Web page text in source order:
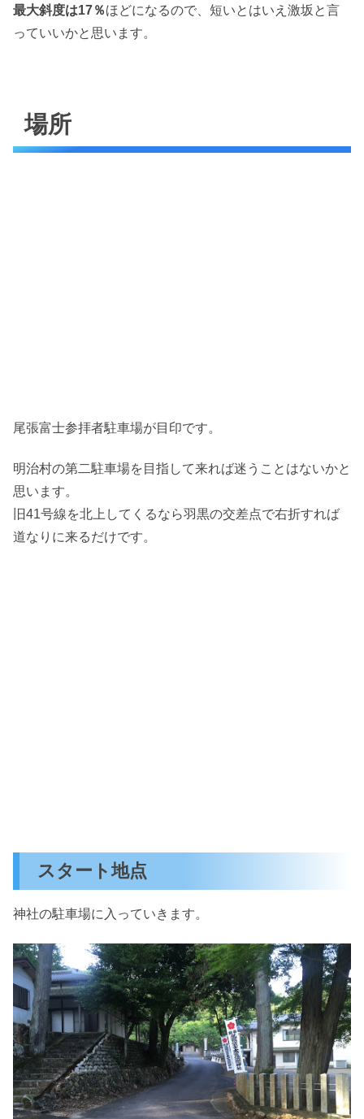
最大斜度は17％ほどになるので、短いとはいえ激坂と言
っていいかと思います。
場所
尾張富士参拝者駐車場が目印です。
明治村の第二駐車場を目指して来れば迷うことはないかと
思います。
旧41号線を北上してくるなら羽黒の交差点で右折すれば
道なりに来るだけです。
スタート地点
神社の駐車場に入っていきます。